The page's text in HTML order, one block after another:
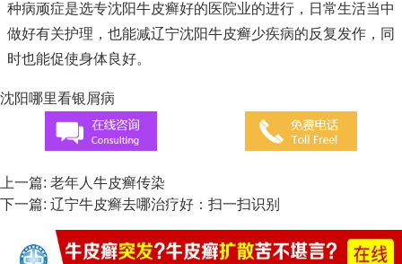
种病顽症是选专沈阳牛皮癣好的医院业的进行，日常生活当中
做好有关护理，也能减辽宁沈阳牛皮癣少疾病的反复发作，同
时也能促使身体良好。
沈阳哪里看银屑病
上一篇: 老年人牛皮癣传染
下一篇: 辽宁牛皮癣去哪治疗好：扫一扫识别